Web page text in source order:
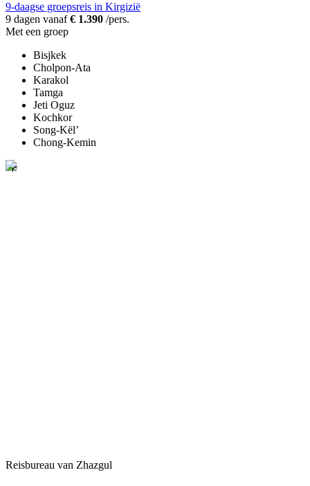
9-daagse groepsreis in Kirgizië
9 dagen vanaf€ 1.390 /pers.
Met een groep
Bisjkek
Cholpon-Ata
Karakol
Tamga
Jeti Oguz
Kochkor
Song-Kël’
Chong-Kemin
Reisbureau van Zhazgul